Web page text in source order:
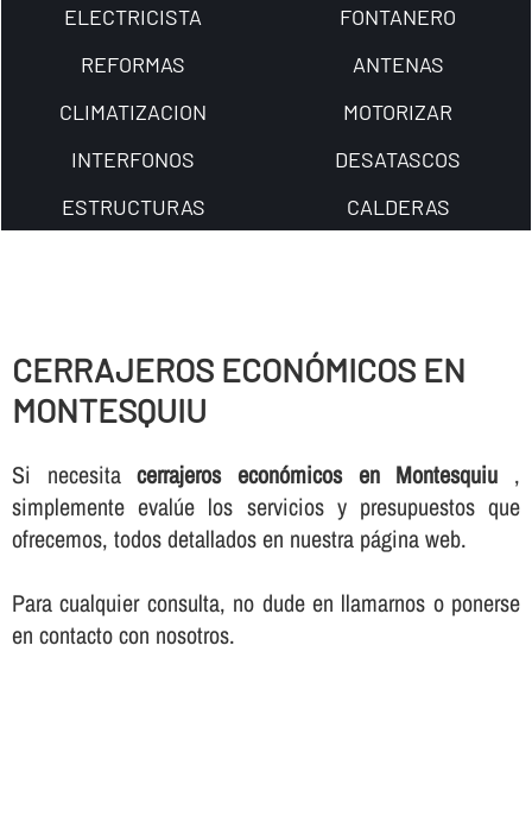
ELECTRICISTA
FONTANERO
REFORMAS
ANTENAS
CLIMATIZACION
MOTORIZAR
INTERFONOS
DESATASCOS
ESTRUCTURAS
CALDERAS
CERRAJEROS ECONÓMICOS EN
MONTESQUIU
Si necesitacerrajeros económicos en Montesquiu ,
simplemente evalúe los servicios y presupuestos que
ofrecemos, todos detallados en nuestra página web.
Para cualquier consulta, no dude en llamarnos o ponerse
en contacto con nosotros.